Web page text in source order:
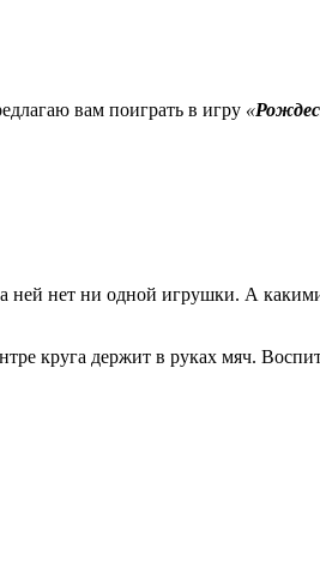
вам поиграть в игру «
ней нет ни одной игрушки. А
круга держит в руках мяч.